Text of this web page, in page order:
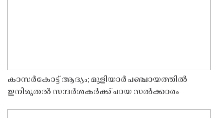
കാസർകോട്ട് ആദ്യം; മുളിയാർ പഞ്ചായത്തിൽ
ഇനിമുതൽ സന്ദർശകർക്ക് ചായ സൽക്കാരം